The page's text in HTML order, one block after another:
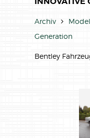
GALERIE
Archiv
Generation
Bentley